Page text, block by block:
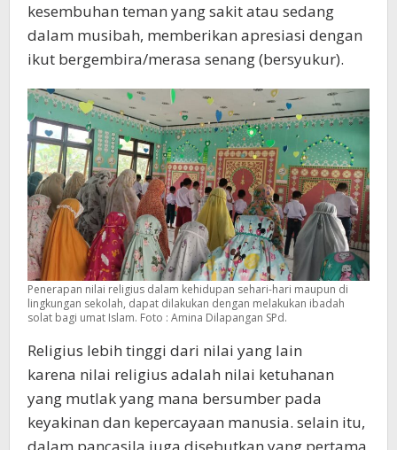
kesembuhan teman yang sakit atau sedang
dalam musibah, memberikan apresiasi dengan
ikut bergembira/merasa senang (bersyukur).
Penerapan nilai religius dalam kehidupan sehari-hari maupun di
lingkungan sekolah, dapat dilakukan dengan melakukan ibadah
solat bagi umat Islam. Foto : Amina Dilapangan SPd.
Religius lebih tinggi dari nilai yang lain
karena nilai religius adalah nilai ketuhanan
yang mutlak yang mana bersumber pada
keyakinan dan kepercayaan manusia. selain itu,
dalam pancasila juga disebutkan yang pertama